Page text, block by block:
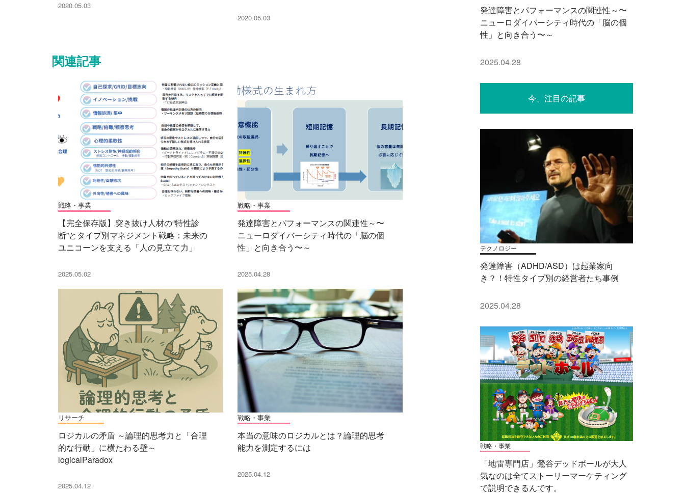
2020.05.03
2020.05.03
関連記事
戦略・事業
【完全保存版】突き抜け人材の“特性診
断”とタイプ別マネジメント戦略：未来の
ユニコーンを支える「人の見立て力」
2025.05.02
戦略・事業
発達障害とパフォーマンスの関連性～〜
ニューロダイバーシティ時代の「脳の個
性」と向き合う〜～
2025.04.28
リサーチ
ロジカルの矛盾 ～論理的思考力と「合理
的な行動」に横たわる壁～
logicalParadox
2025.04.12
戦略・事業
本当の意味のロジカルとは？論理的思考
能力を測定するには
2025.04.12
発達障害とパフォーマンスの関連性～〜
ニューロダイバーシティ時代の「脳の個
性」と向き合う〜～
2025.04.28
今、注目の記事
テクノロジー
発達障害（ADHD/ASD）は起業家向
き？！特性タイプ別の経営者たち事例
2025.04.28
戦略・事業
「地雷専門店」鶯谷デッドボールが大人
気なのは全てストーリーマーケティング
で説明できるんです。